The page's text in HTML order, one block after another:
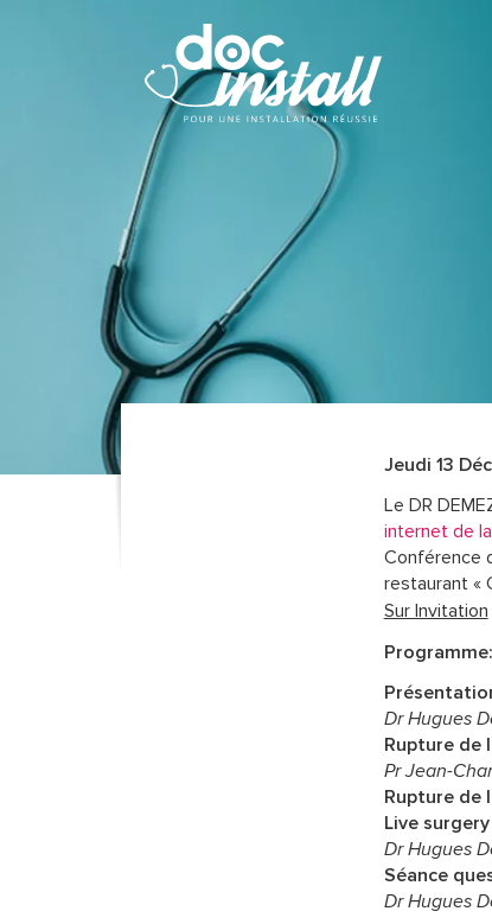
Jeudi 13
Le DR
internet de
Conférence
restaurant «
Sur Invitation
Programme:
Dr Hugues
Rupture de
Pr Jean-
Rupture de
Live
Dr Hugues
Séance
Dr Hugues